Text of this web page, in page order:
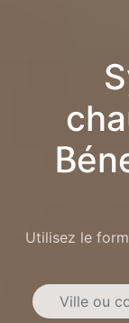
Utilisez le